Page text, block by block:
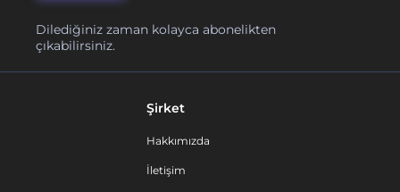
Dilediğiniz zaman kolayca abonelikten
çıkabilirsiniz.
Şirket
Hakkımızda
İletişim